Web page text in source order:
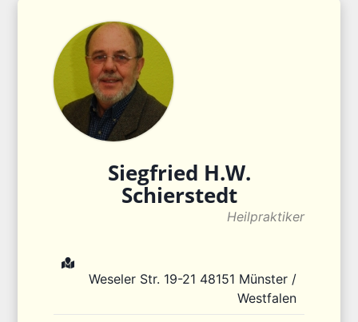
Siegfried H.W.
Schierstedt
Heilpraktiker
Weseler Str. 19-21 48151 Münster /
Westfalen